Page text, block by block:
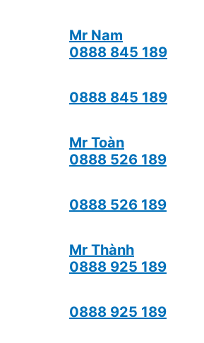
Mr Nam
0888 845 189
0888 845 189
Mr Toàn
0888 526 189
0888 526 189
Mr Thành
0888 925 189
0888 925 189